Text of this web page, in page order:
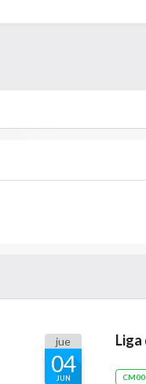
jue
04
JUN CM00